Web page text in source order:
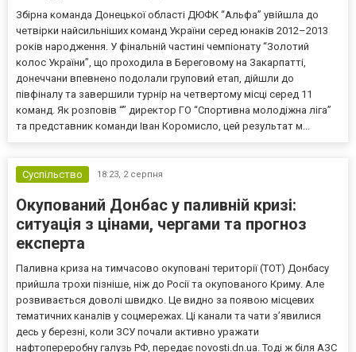
Збірна команда Донецької області ДЮФК “Альфа” увійшла до
четвірки найсильніших команд України серед юнаків 2012–2013
років народження. У фінальній частині чемпіонату “Золотий
колос України”, що проходила в Береговому на Закарпатті,
донеччани впевнено подолали груповий етап, дійшли до
півфіналу та завершили турнір на четвертому місці серед 11
команд. Як розповів “” директор ГО “Спортивна молодіжна ліга”
та представник команди Іван Коромисло, цей результат м...
Суспільство 18:23, 2 серпня
Окупований Донбас у паливній кризі:
ситуація з цінами, чергами та прогноз
експерта
Паливна криза на тимчасово окуповані території (ТОТ) Донбасу
прийшла трохи пізніше, ніж до Росії та окупованого Криму. Але
розвивається доволі швидко. Це видно за появою місцевих
тематичних каналів у соцмережах. Ці канали та чати з’явилися
десь у березні, коли ЗСУ почали активно уражати
нафтопереробну галузь РФ, передає novosti.dn.ua. Тоді ж біля АЗС